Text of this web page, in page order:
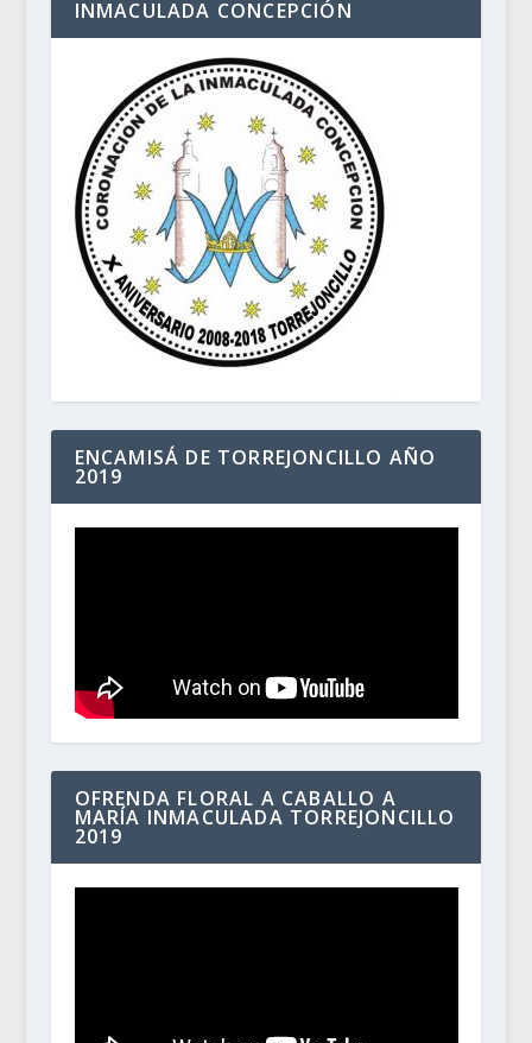
INMACULADA CONCEPCIÓN
ENCAMISÁ DE TORREJONCILLO AÑO
2019
OFRENDA FLORAL A CABALLO A
MARÍA INMACULADA TORREJONCILLO
2019